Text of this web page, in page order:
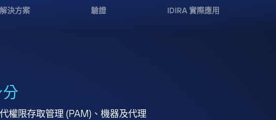
解決方案 驗證 IDIRA 實際應用
權限存取管理 (PAM)、機器及代理